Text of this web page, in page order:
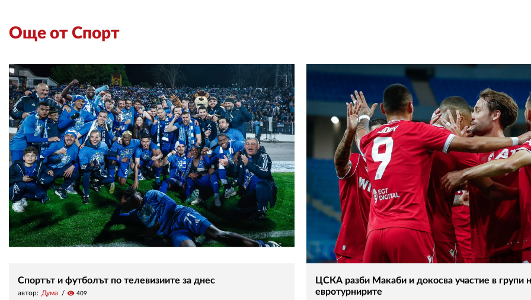
Още от Спорт
Спортът и футболът по телевизиите за днес
автор: Дума visibility 409
ЦСКА разби Макаби и докосва участие в групи
евротурнирите